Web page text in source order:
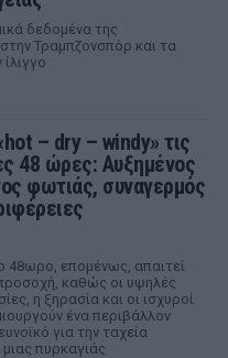
δεδομένα της
Τραμπζονσπόρ και τα
– dry – windy» τις
48 ώρες: Αυξημένος
φωτιάς, συναγερμός
48ωρο, επομένως, απαιτεί
καθώς οι υψηλές
η ξηρασία και οι ισχυροί
ένα περιβάλλον
για την ταχεία
πυρκαγιάς